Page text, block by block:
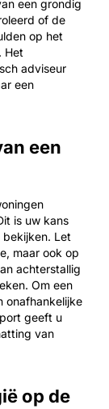
een grondig
of de
op het
Het
adviseur
een
een
is uw kans
Let
maar ook op
achterstallig
Om een
onafhankelijke
geeft u
van
op de